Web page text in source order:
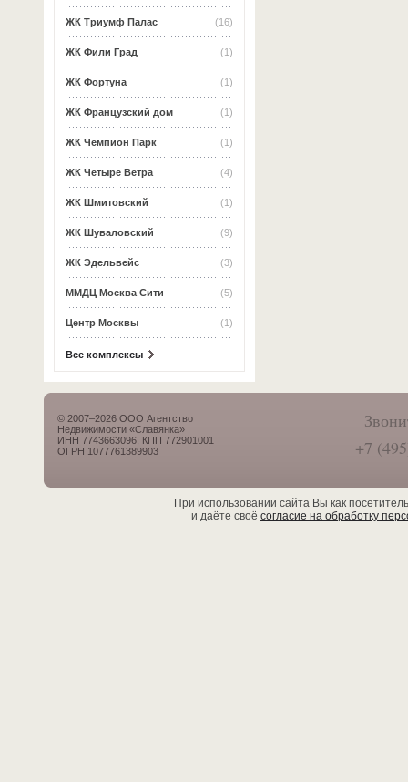
(16)
ЖК Триумф Палас
(1)
ЖК Фили Град
(1)
ЖК Фортуна
(1)
ЖК Французский дом
(1)
ЖК Чемпион Парк
(4)
ЖК Четыре Ветра
(1)
ЖК Шмитовский
(9)
ЖК Шуваловский
(3)
ЖК Эдельвейс
(5)
ММДЦ Москва Сити
(1)
Центр Москвы
Все комплексы
© 2007–2026 ООО Агентство
Недвижимости «Славянка»
ИНН 7743663096, КПП 772901001
ОГРН 1077761389903
+7
При использовании сайта Вы как
и даёте своё согласие на обработку